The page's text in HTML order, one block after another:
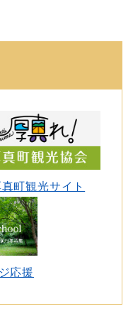
真町観光サイト
応援